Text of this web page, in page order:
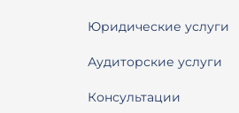
Юридические услуги
Аудиторские услуги
Консультации